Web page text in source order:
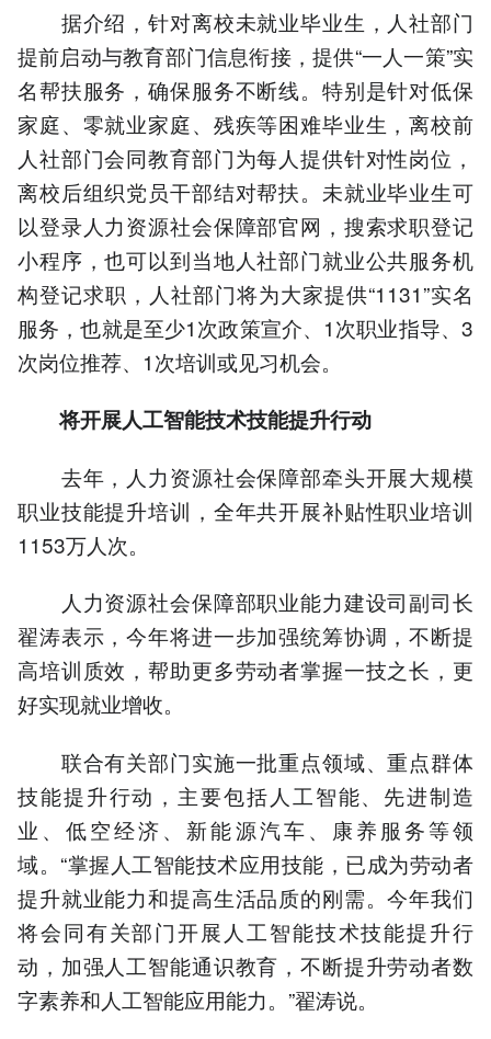
据介绍，针对离校未就业毕业生，人社部门
提前启动与教育部门信息衔接，提供“一人一策”实
名帮扶服务，确保服务不断线。特别是针对低保
家庭、零就业家庭、残疾等困难毕业生，离校前
人社部门会同教育部门为每人提供针对性岗位，
离校后组织党员干部结对帮扶。未就业毕业生可
以登录人力资源社会保障部官网，搜索求职登记
小程序，也可以到当地人社部门就业公共服务机
构登记求职，人社部门将为大家提供“1131”实名
服务，也就是至少1次政策宣介、1次职业指导、3
次岗位推荐、1次培训或见习机会。
将开展人工智能技术技能提升行动
去年，人力资源社会保障部牵头开展大规模
职业技能提升培训，全年共开展补贴性职业培训
1153万人次。
人力资源社会保障部职业能力建设司副司长
翟涛表示，今年将进一步加强统筹协调，不断提
高培训质效，帮助更多劳动者掌握一技之长，更
好实现就业增收。
联合有关部门实施一批重点领域、重点群体
技能提升行动，主要包括人工智能、先进制造
业、低空经济、新能源汽车、康养服务等领
域。“掌握人工智能技术应用技能，已成为劳动者
提升就业能力和提高生活品质的刚需。今年我们
将会同有关部门开展人工智能技术技能提升行
动，加强人工智能通识教育，不断提升劳动者数
字素养和人工智能应用能力。”翟涛说。